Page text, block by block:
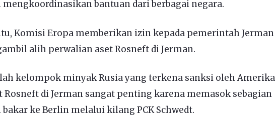
mengkoordinasikan bantuan dari berbagai negara.
Komisi Eropa memberikan izin kepada pemerintah Jerman
alih perwalian aset Rosneft di Jerman.
kelompok minyak Rusia yang terkena sanksi oleh Amerika
Rosneft di Jerman sangat penting karena memasok sebagian
bakar ke Berlin melalui kilang PCK Schwedt.